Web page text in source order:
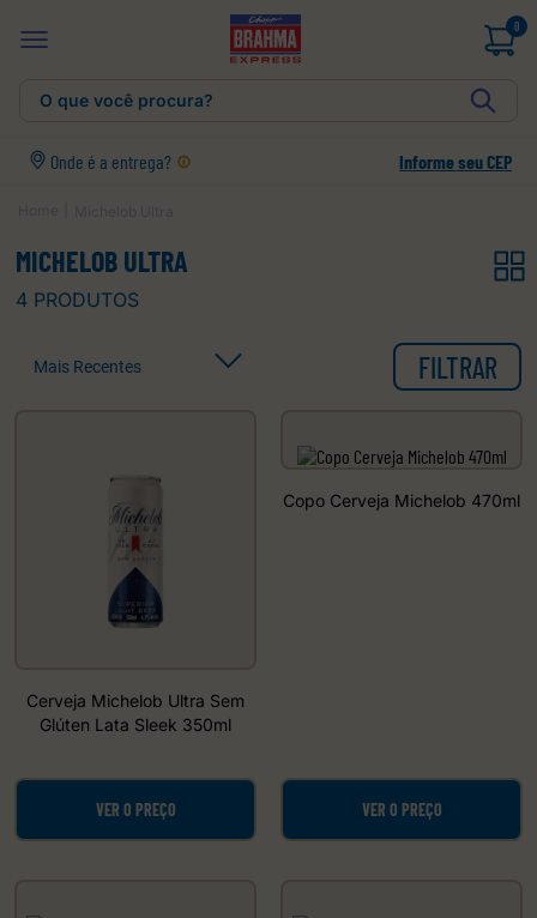
0
O que você procura?
Onde é a entrega? Informe seu CEP
MICHELOB ULTRA
4 PRODUTOS
Mais Recentes FILTRAR
Cerveja Michelob Ultra Sem
Glúten Lata Sleek 350ml
VER O PREÇO
Copo Cerveja Michelob 470ml
VER O PREÇO